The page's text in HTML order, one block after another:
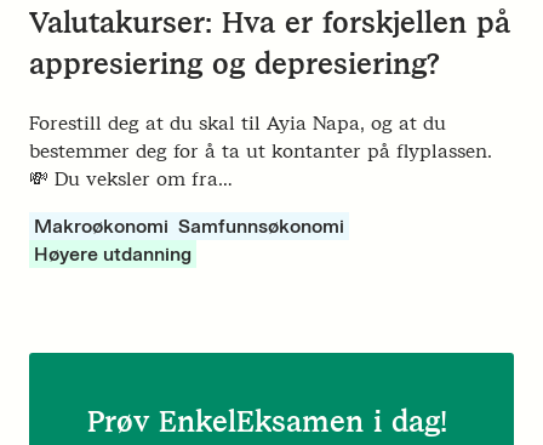
Valutakurser: Hva er forskjellen på
appresiering og depresiering?
Forestill deg at du skal til Ayia Napa, og at du
bestemmer deg for å ta ut kontanter på flyplassen.
💸 Du veksler om fra…
Makroøkonomi Samfunnsøkonomi
Høyere utdanning
Prøv EnkelEksamen i dag!